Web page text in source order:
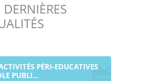
PÉRI-EDUCATIVES
PUBLI...